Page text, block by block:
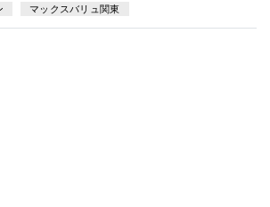
マックスバリュ関東